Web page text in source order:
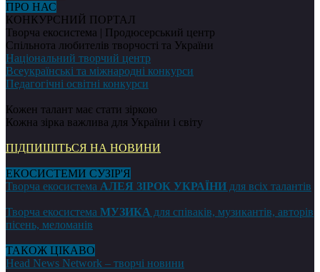
ПРО НАС
КОНКУРСНИЙ ПОРТАЛ
Творча екосистема | Продюсерський центр
Спільнота любителів творчості та України
Національний творчий центр
Всеукраїнські та міжнародні конкурси
Педагогічні освітні конкурси
Кожен талант має стати зіркою
Кожна зірка важлива для України і світу
ПІДПИШІТЬСЯ НА НОВИНИ
ЕКОСИСТЕМИ СУЗІР'Я
Творча екосистема АЛЕЯ ЗІРОК УКРАЇНИ для всіх талантів
Творча екосистема МУЗИКА для співаків, музикантів, авторів
пісень, меломанів
ТАКОЖ ЦІКАВО
Head News Network – творчі новини